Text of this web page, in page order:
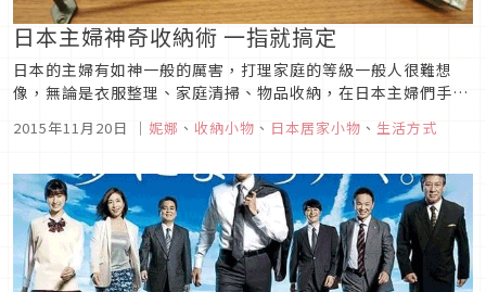
日本主婦神奇收納術 一指就搞定
日本的主婦有如神一般的厲害，打理家庭的等級一般人很難想
像，無論是衣服整理、家庭清掃、物品收納，在日本主婦們手上
容易、要方便!
2015年11月20日 ｜ 妮娜 、 收納小物 、 日本居家小物 、 生活方式